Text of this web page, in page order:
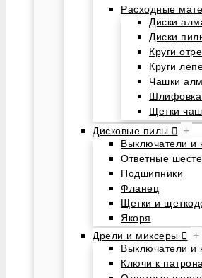
Расходные
Диски
Диски
Круги
Круги
Чашки
Щетки
Дисковые пилы
+
Выключатели и
Ответные
Подшипники
Фланец
Щетки и
Якоря
Дрели и миксеры
+
Выключатели и
Ключи к